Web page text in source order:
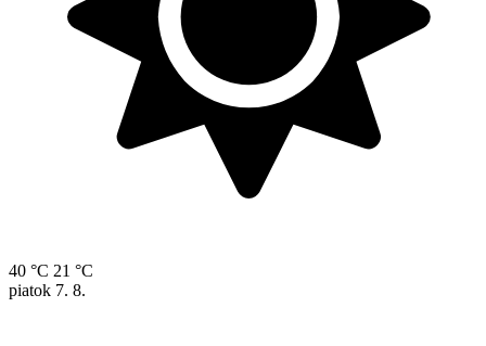
40 °C 21 °C
piatok 7. 8.